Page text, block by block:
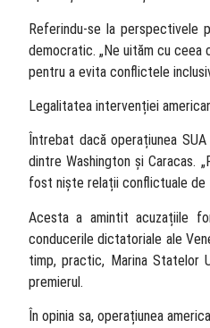
Referindu-se la perspectivele
democratic. „Ne uităm cu ceea
pentru a evita conflictele
Legalitatea intervenției
Întrebat dacă operațiunea
dintre Washington și Caracas.
fost niște relații conflictuale de
Acesta a amintit acuzațiile
conducerile dictatoriale ale
timp, practic, Marina Statelor
premierul.
În opinia sa, operațiunea